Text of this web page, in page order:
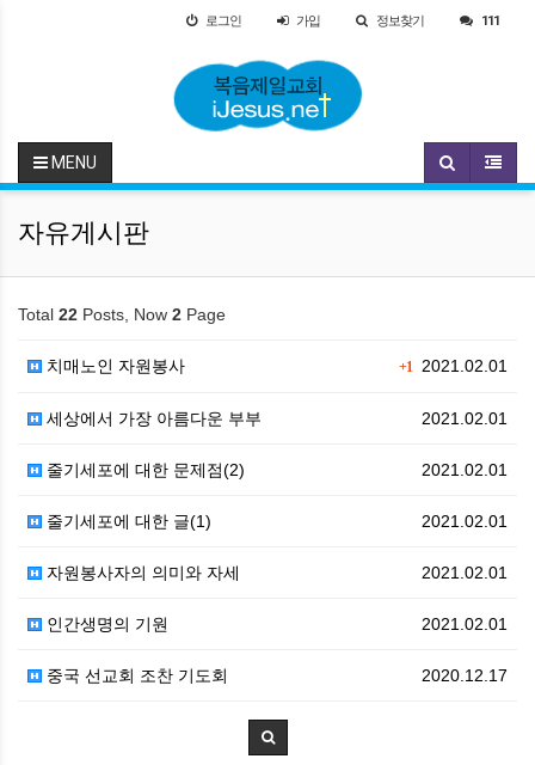
로그인 가입 정보찾기 111
MENU
자유게시판
Total 22 Posts, Now 2 Page
+1 2021.02.01
치매노인 자원봉사
2021.02.01
세상에서 가장 아름다운 부부
2021.02.01
줄기세포에 대한 문제점(2)
2021.02.01
줄기세포에 대한 글(1)
2021.02.01
자원봉사자의 의미와 자세
2021.02.01
인간생명의 기원
2020.12.17
중국 선교회 조찬 기도회